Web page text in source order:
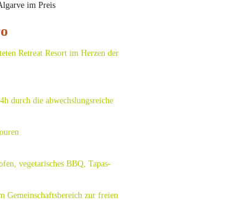
im Preis
Retreat Resort im Herzen der
durch die abwechslungsreiche
vegetarisches BBQ, Tapas-
Gemeinschaftsbereich zur freien